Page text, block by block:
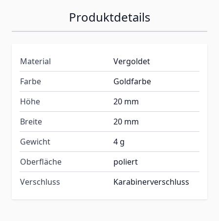
Produktdetails
Material
Vergoldet
Farbe
Goldfarbe
Höhe
20 mm
Breite
20 mm
Gewicht
4 g
Oberfläche
poliert
Verschluss
Karabinerverschluss